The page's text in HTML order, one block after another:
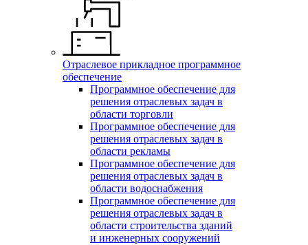
Отраслевое прикладное программное
обеспечение
Программное обеспечение для
решения отраслевых задач в
области торговли
Программное обеспечение для
решения отраслевых задач в
области рекламы
Программное обеспечение для
решения отраслевых задач в
области водоснабжения
Программное обеспечение для
решения отраслевых задач в
области строительства зданий
и инженерных сооружений